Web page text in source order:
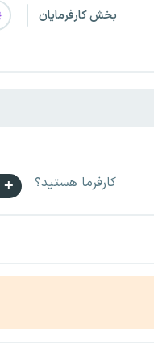
بخش کارفرمایان
کارفرما هستید؟